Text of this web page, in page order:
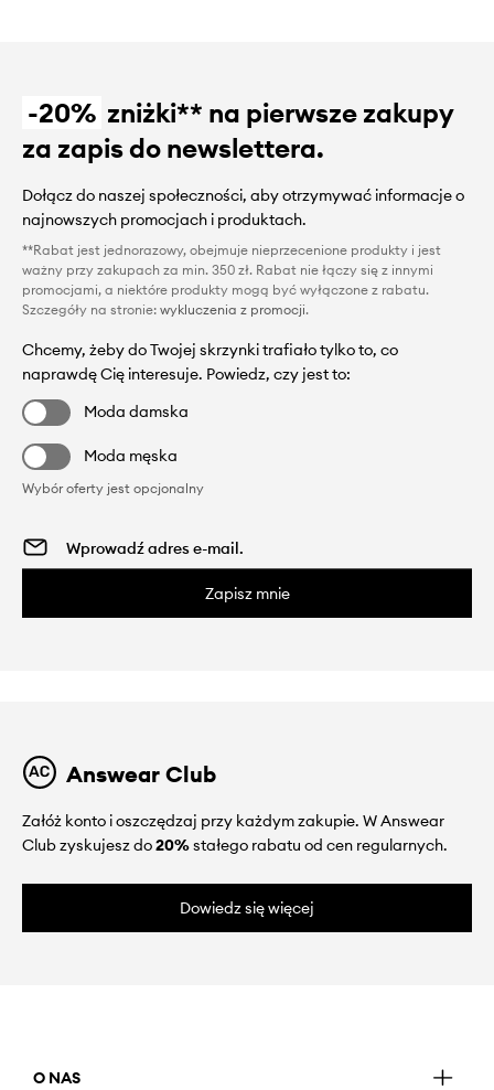
-20% zniżki** na pierwsze zakupy
za zapis do newslettera.
Dołącz do naszej społeczności, aby otrzymywać informacje o
najnowszych promocjach i produktach.
**Rabat jest jednorazowy, obejmuje nieprzecenione produkty i jest
ważny przy zakupach za min. 350 zł. Rabat nie łączy się z innymi
promocjami, a niektóre produkty mogą być wyłączone z rabatu.
Szczegóły na stronie: wykluczenia z promocji.
Chcemy, żeby do Twojej skrzynki trafiało tylko to, co
naprawdę Cię interesuje. Powiedz, czy jest to:
Moda damska
Moda męska
Wybór oferty jest opcjonalny
Zapisz mnie
Answear Club
Załóż konto i oszczędzaj przy każdym zakupie. W Answear
Club zyskujesz do20%stałego rabatu od cen regularnych.
Dowiedz się więcej
O NAS